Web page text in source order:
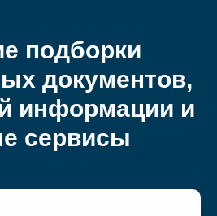
подборки
документов,
информации и
сервисы